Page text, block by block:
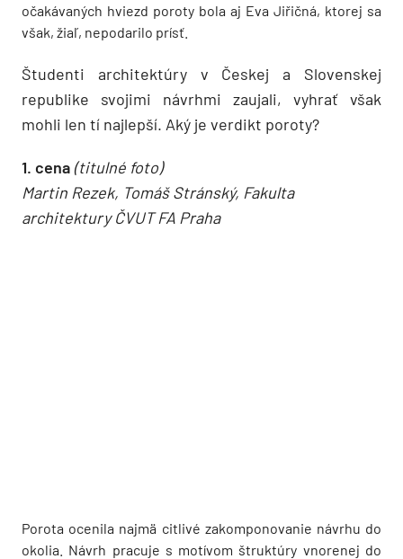
očakávaných hviezd poroty bola aj Eva Jiřičná, ktorej sa
však, žiaľ, nepodarilo prísť.
Študenti architektúry v Českej a Slovenskej
republike svojimi návrhmi zaujali, vyhrať však
mohli len tí najlepší. Aký je verdikt poroty?
1. cena(titulné foto)
Martin Rezek, Tomáš Stránský, Fakulta
architektury ČVUT FA Praha
Porota ocenila najmä citlivé zakomponovanie návrhu do
okolia. Návrh pracuje s motívom štruktúry vnorenej do